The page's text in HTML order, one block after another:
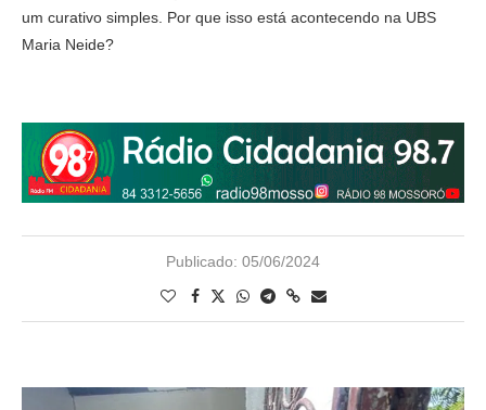
um curativo simples. Por que isso está acontecendo na UBS
Maria Neide?
Publicado: 05/06/2024